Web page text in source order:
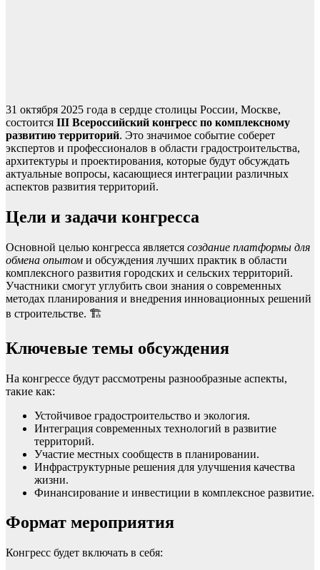
31 октября 2025 года в сердце столицы России, Москве,
состоится III Всероссийский конгресс по комплексному
развитию территорий. Это значимое событие соберет
экспертов и профессионалов в области градостроительства,
архитектуры и проектирования, которые будут обсуждать
актуальные вопросы, касающиеся интеграции различных
аспектов развития территорий.
Цели и задачи конгресса
Основной целью конгресса является создание платформы для
обмена опытом и обсуждения лучших практик в области
комплексного развития городских и сельских территорий.
Участники смогут углубить свои знания о современных
методах планирования и внедрения инновационных решений
в строительстве. 🏗️
Ключевые темы обсуждения
На конгрессе будут рассмотрены разнообразные аспекты,
такие как:
Устойчивое градостроительство и экология.
Интеграция современных технологий в развитие
территорий.
Участие местных сообществ в планировании.
Инфраструктурные решения для улучшения качества
жизни.
Финансирование и инвестиции в комплексное развитие.
Формат мероприятия
Конгресс будет включать в себя: